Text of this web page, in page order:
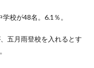
校が48名。6.1％。
五月雨登校を入れるとす